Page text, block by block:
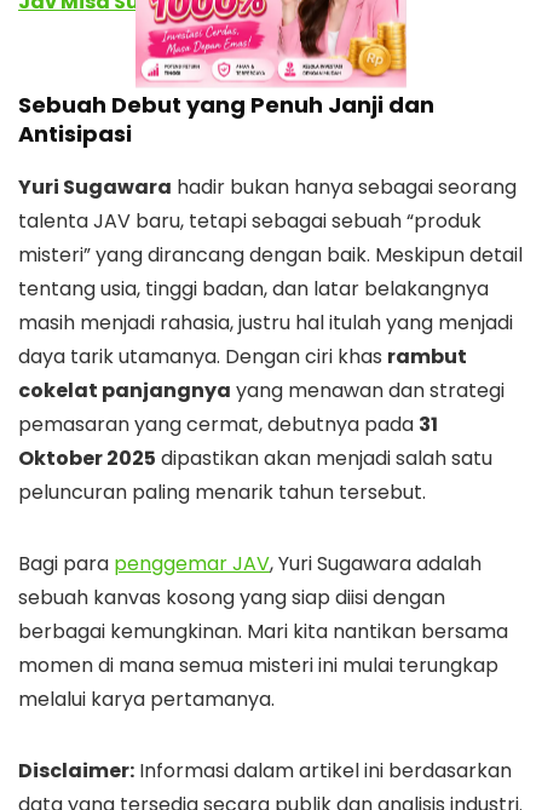
Sebuah Debut yang Penuh Janji dan
Antisipasi
Yuri Sugawara hadir bukan hanya sebagai seorang
talenta JAV baru, tetapi sebagai sebuah “produk
misteri” yang dirancang dengan baik. Meskipun detail
tentang usia, tinggi badan, dan latar belakangnya
masih menjadi rahasia, justru hal itulah yang menjadi
daya tarik utamanya. Dengan ciri khas rambut
cokelat panjangnya yang menawan dan strategi
pemasaran yang cermat, debutnya pada 31
Oktober 2025 dipastikan akan menjadi salah satu
peluncuran paling menarik tahun tersebut.
Bagi para penggemar JAV, Yuri Sugawara adalah
sebuah kanvas kosong yang siap diisi dengan
berbagai kemungkinan. Mari kita nantikan bersama
momen di mana semua misteri ini mulai terungkap
melalui karya pertamanya.
Disclaimer: Informasi dalam artikel ini berdasarkan